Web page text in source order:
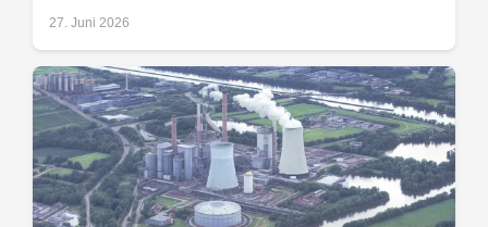
27. Juni 2026